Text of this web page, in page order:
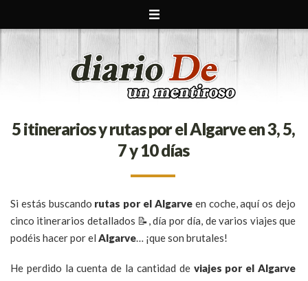
5 itinerarios y rutas por el Algarve en 3, 5,
7 y 10 días
Si estás buscando rutas por el Algarveen coche, aquí os dejo
cinco itinerarios detallados 📝, día por día, de varios viajes que
podéis hacer por el Algarve… ¡que son brutales!
He perdido la cuenta de la cantidad de viajes por el Algarve